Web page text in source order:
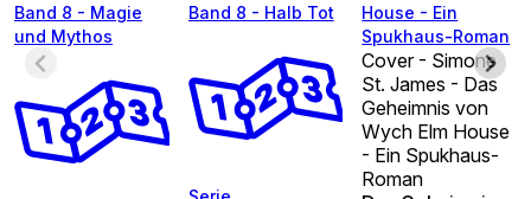
Band 8 - Magie
und Mythos
Band 8 - Halb Tot
House - Ein
Spukhaus-Roman
Cover - Simone
St. James - Das
Geheimnis von
Wych Elm House
- Ein Spukhaus-
Roman